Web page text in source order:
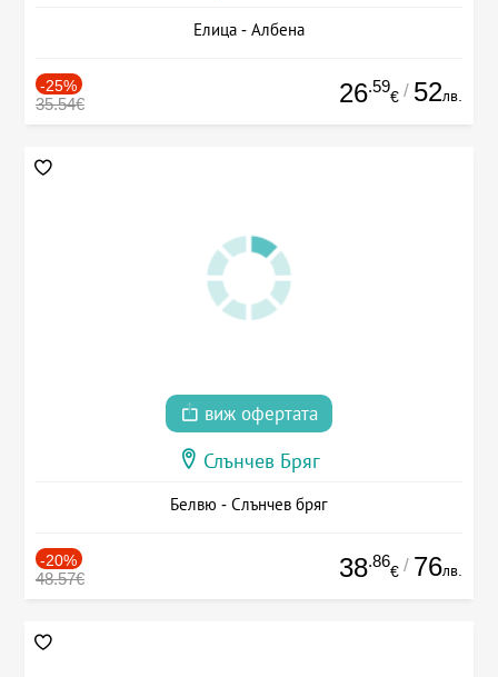
Елица - Албена
-25%
35.54€ 26.59
€ / 52лв.
виж офертата
Слънчев Бряг
Белвю - Слънчев бряг
-20%
48.57€ 38.86
€ / 76лв.